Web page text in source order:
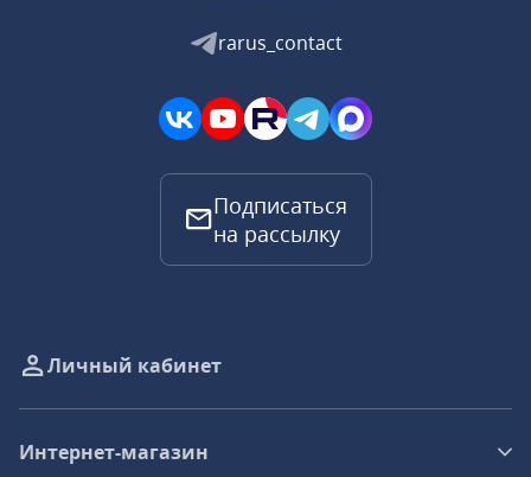
rarus_contact
Подписаться
на рассылку
Личный кабинет
Интернет-магазин